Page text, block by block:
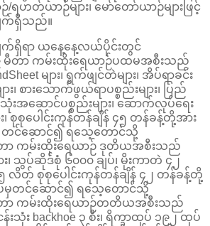
/ရဟတ်ယာဉ်များ၊ မော်တော်ယာဉ်များဖြင့်
ျက်ရှိသည်။
ရှိရာ ယနေ့နေ့လယ်ပိုင်းတွင်
မီတာ ကမ်းထိုးရေယာဉ်ပထမအစီးသည်
များ၊ ရွက်ဖျင်တဲများ၊ အိပ်ရာခင်း
၊ စားသောက်ဖွယ်ရာပစ္စည်းများ၊ ပြည်
ဆောင်ပစ္စည်းများ၊ ဆောက်လုပ်ရေး
း၊ စုစုပေါင်းကုန်တန်ချိန် ၄၅ တန်ခန့်တို့အား
တင်ဆောင်၍ ရသေ့တောင်သို့
တာ ကမ်းထိုးရေယာဉ် ဒုတိယအစီးသည်
သွပ်ဆိုဒ်စုံ ၆၀၀၀ ချပ်၊ မိုးကာတဲ ၄၂
လိတ် စုစုပေါင်းကုန်တန်ချိန် ၄၂ တန်ခန့်တို့
ပ်မှတင်ဆောင်၍ ရသေ့တောင်သို့
တာ ကမ်းထိုးရေယာဉ်တတိယအစီးသည်
း backhoe ၃ စီး၊ ရိက္ခာထုပ် ၁၉၂ ထုပ်